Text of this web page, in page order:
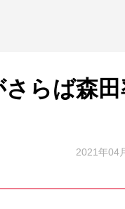
さらば森
2021年04